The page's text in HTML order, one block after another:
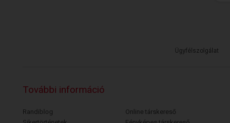
Ügyfélszolgálat
További információ
Randiblog
Online társkereső